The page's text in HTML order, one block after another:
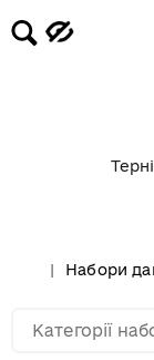
Набори
Категорії